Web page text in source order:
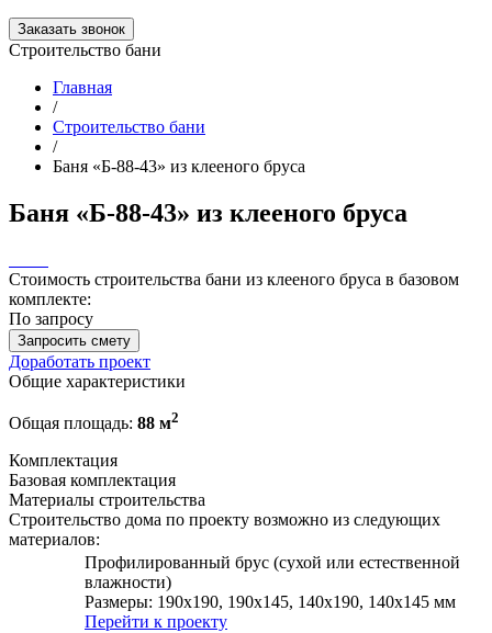
Заказать звонок
Строительство бани
Главная
/
Строительство бани
/
Баня «Б-88-43» из клееного бруса
Баня «Б-88-43» из клееного бруса
Стоимость строительства бани из клееного бруса в базовом
комплекте:
По запросу
Запросить смету
Доработать проект
Общие характеристики
Общая площадь: 88 м2
Комплектация
Базовая комплектация
Материалы строительства
Строительство дома по проекту возможно из следующих
материалов:
Профилированный брус (сухой или естественной
влажности)
Размеры: 190х190, 190х145, 140х190, 140х145 мм
Перейти к проекту